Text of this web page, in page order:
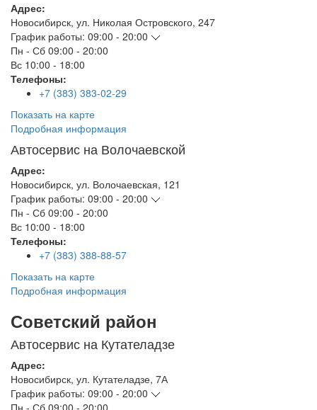
Адрес:
Новосибирск, ул. Николая Островского, 247
График работы: 09:00 - 20:00
Пн - Сб 09:00 - 20:00
Вс 10:00 - 18:00
Телефоны:
+7 (383) 383-02-29
Показать на карте
Подробная информация
Автосервис на Волочаевской
Адрес:
Новосибирск, ул. Волочаевская, 121
График работы: 09:00 - 20:00
Пн - Сб 09:00 - 20:00
Вс 10:00 - 18:00
Телефоны:
+7 (383) 388-88-57
Показать на карте
Подробная информация
Советский район
Автосервис на Кутателадзе
Адрес:
Новосибирск, ул. Кутателадзе, 7А
График работы: 09:00 - 20:00